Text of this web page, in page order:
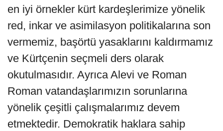
en iyi örnekler kürt kardeşlerimize yönelik
red, inkar ve asimilasyon politikalarına son
vermemiz, başörtü yasaklarını kaldırmamız
ve Kürtçenin seçmeli ders olarak
okutulmasıdır. Ayrıca Alevi ve Roman
Roman vatandaşlarımızın sorunlarına
yönelik çeşitli çalışmalarımız devem
etmektedir. Demokratik haklara sahip